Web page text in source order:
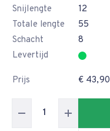
Snijlengte
12
Totale lengte
55
Schacht
8
Levertijd
Prijs € 43,90